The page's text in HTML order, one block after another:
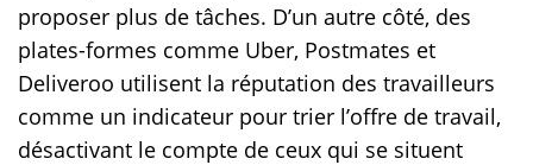
proposer plus de tâches. D’un autre côté, des
plates-formes comme Uber, Postmates et
Deliveroo utilisent la réputation des travailleurs
comme un indicateur pour trier l’offre de travail,
désactivant le compte de ceux qui se situent